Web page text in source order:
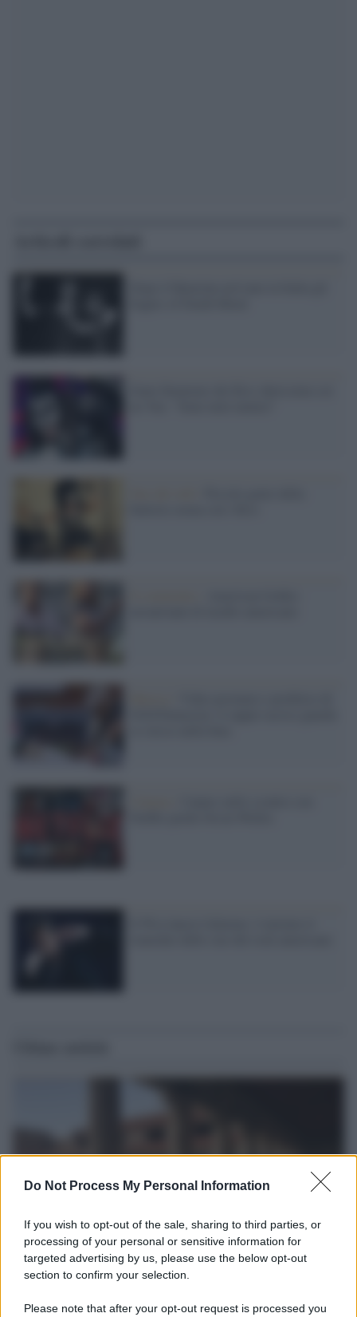
Do Not Process My Personal Information
If you wish to opt-out of the sale, sharing to third parties, or
processing of your personal or sensitive information for
targeted advertising by us, please use the below opt-out
section to confirm your selection.
Please note that after your opt-out request is processed you
Oplontis, le vittime dell’eruzione del Vesuvio
furono più numerose del previsto